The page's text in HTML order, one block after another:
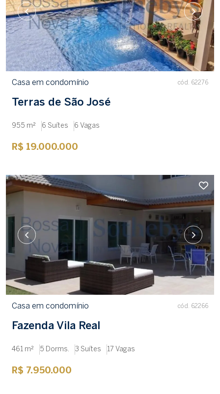
Casa em condomínio cód. 62276
Terras de São José
955 m² 6 Suítes 6 Vagas
R$ 19.000.000
Casa em condomínio cód. 62266
Fazenda Vila Real
461 m² 5 Dorms. 3 Suítes 17 Vagas
R$ 7.950.000